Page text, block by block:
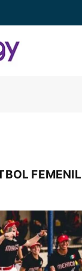
FEMENIL